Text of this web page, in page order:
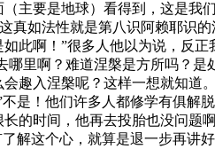
要是地球）看得到，这是我
如法性就是第八识阿赖耶识
此啊！”很多人他以为说，反
哪里啊？难道涅槃是方所吗？
趣入涅槃呢？这样一想就知
是！他们许多人都修学有俱
的时间，他再去投胎也没问题
这个心，就算是退一步再讲